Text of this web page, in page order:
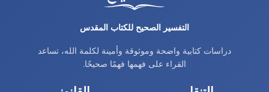
التفسير الصحيح للكتاب المقدس
دراسات كتابية واضحة وموثوقة وأمينة لكلمة الله، تساعد
القراء على فهمها فهمًا صحيحًا.